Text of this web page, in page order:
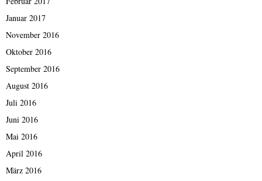
Januar 2017
November 2016
Oktober 2016
September 2016
August 2016
Juli 2016
Juni 2016
Mai 2016
April 2016
März 2016